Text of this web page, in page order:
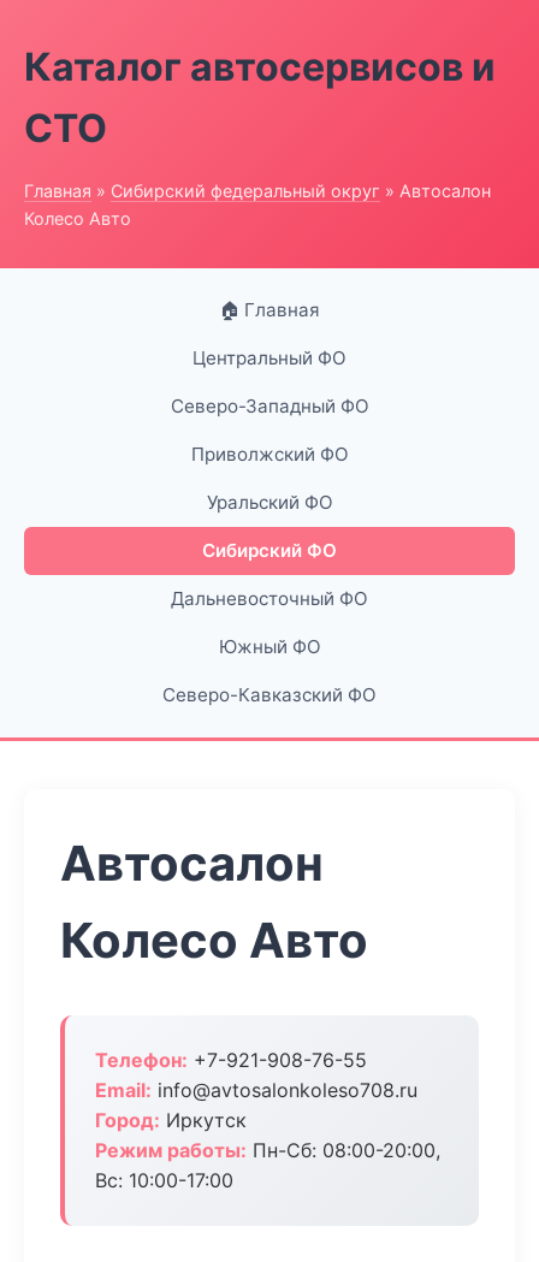
Каталог автосервисов и
СТО
Главная » Сибирский федеральный округ » Автосалон
Колесо Авто
🏠 Главная
Центральный ФО
Северо-Западный ФО
Приволжский ФО
Уральский ФО
Сибирский ФО
Дальневосточный ФО
Южный ФО
Северо-Кавказский ФО
Автосалон
Колесо Авто
Телефон: +7-921-908-76-55
Email: info@avtosalonkoleso708.ru
Город: Иркутск
Режим работы: Пн-Сб: 08:00-20:00,
Вс: 10:00-17:00